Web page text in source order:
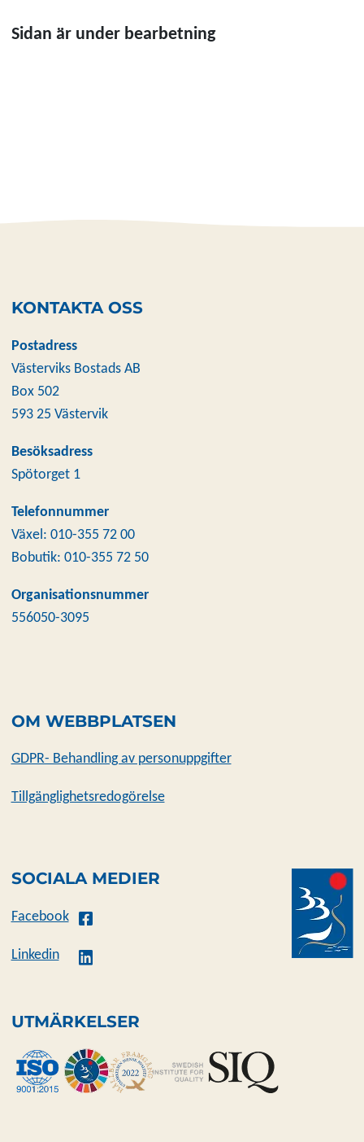
Sidan är under bearbetning
KONTAKTA OSS
Postadress
Västerviks Bostads AB
Box 502
593 25 Västervik
Besöksadress
Spötorget 1
Telefonnummer
Växel: 010-355 72 00
Bobutik: 010-355 72 50
Organisationsnummer
556050-3095
OM WEBBPLATSEN
GDPR- Behandling av personuppgifter
Tillgänglighetsredogörelse
SOCIALA MEDIER
Facebook
Linkedin
UTMÄRKELSER